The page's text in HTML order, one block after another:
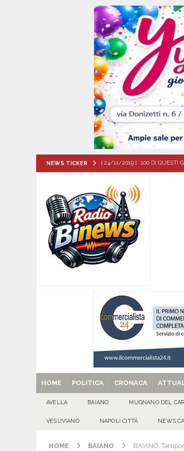
NEWS TICKER [ 24/11/2019 ] 100 DI QUESTI
[ 08/08/2026 ] Mercogliano,
CULTURA E MANIFESTAZIONI
[ 08/08/2026 ] ‘O
[ 08/08/2026 ] ALMANACCO
[ 08/08/2026 ]
ATTUALITA'
[ 29/08/2025 ] SANT’Oggi.
HOME POLITICA CRONACA
AVELLA BAIANO MUGNANO DEL
VESUVIANO NAPOLI CITTÀ NEWS
HOME BAIANO BAIANO.